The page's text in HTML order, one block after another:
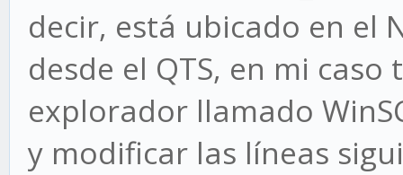
decir, está ubicado en el
desde el QTS, en mi
explorador llamado
y modificar las líneas